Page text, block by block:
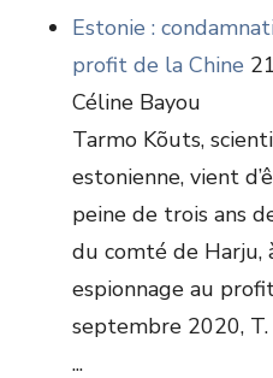
Estonie :
profit de la Chine
Céline Bayou
Tarmo Kõuts,
estonienne, vient
peine de trois ans
du comté de Harju,
espionnage au
septembre 2020,
...